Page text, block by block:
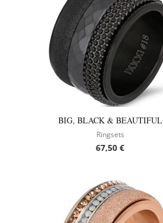
BIG, BLACK & BEAUTIFUL
Ringsets
67,50€